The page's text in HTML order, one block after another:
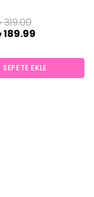
189.99
SEPETE EKLE